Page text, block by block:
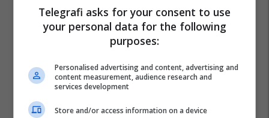
Telegrafi asks for your consent to use
your personal data for the following
purposes:
Personalised advertising and content, advertising and
content measurement, audience research and
services development
Store and/or access information on a device